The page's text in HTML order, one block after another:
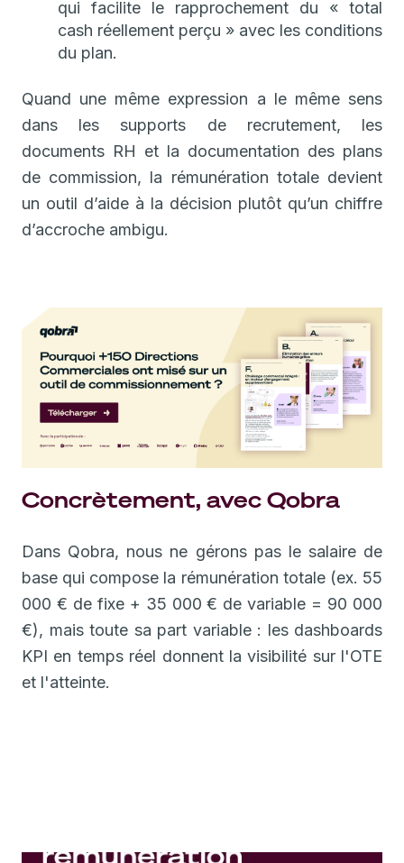
qui facilite le rapprochement du « total
cash réellement perçu » avec les conditions
du plan.
Quand une même expression a le même sens
dans les supports de recrutement, les
documents RH et la documentation des plans
de commission, la rémunération totale devient
un outil d’aide à la décision plutôt qu’un chiffre
d’accroche ambigu.
Concrètement, avec Qobra
Dans Qobra, nous ne gérons pas le salaire de
base qui compose la rémunération totale (ex. 55
000 € de fixe + 35 000 € de variable = 90 000
€), mais toute sa part variable : les dashboards
KPI en temps réel donnent la visibilité sur l'OTE
et l'atteinte.